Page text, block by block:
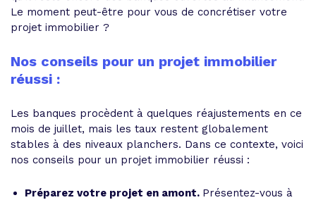
Le moment peut-être pour vous de concrétiser votre
projet immobilier ?
Nos conseils pour un projet immobilier
réussi :
Les banques procèdent à quelques réajustements en ce
mois de juillet, mais les taux restent globalement
stables à des niveaux planchers. Dans ce contexte, voici
nos conseils pour un projet immobilier réussi :
Préparez votre projet en amont. Présentez-vous à